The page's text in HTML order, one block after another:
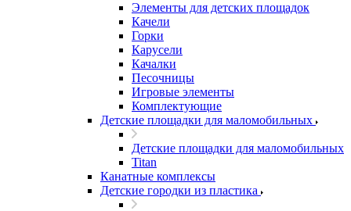
Элементы для детских площадок
Качели
Горки
Карусели
Качалки
Песочницы
Игровые элементы
Комплектующие
Детские площадки для маломобильных
Детские площадки для маломобильных
Titan
Канатные комплексы
Детские городки из пластика